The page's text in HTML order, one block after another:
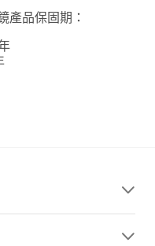
品保固期：